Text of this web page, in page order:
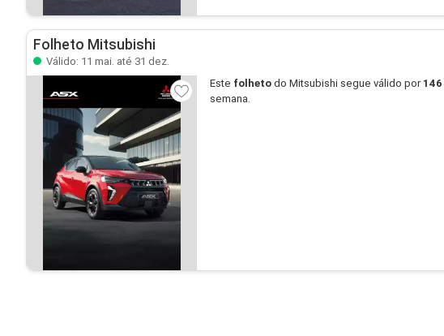
Folheto Mitsubishi
Válido: 11 mai. até 31 dez.
Este folheto do Mitsubishi segue válido por 146
semana.